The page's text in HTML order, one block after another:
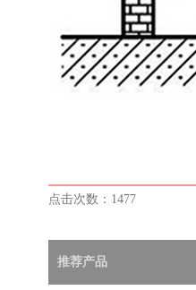
点击次数：1477
推荐产品